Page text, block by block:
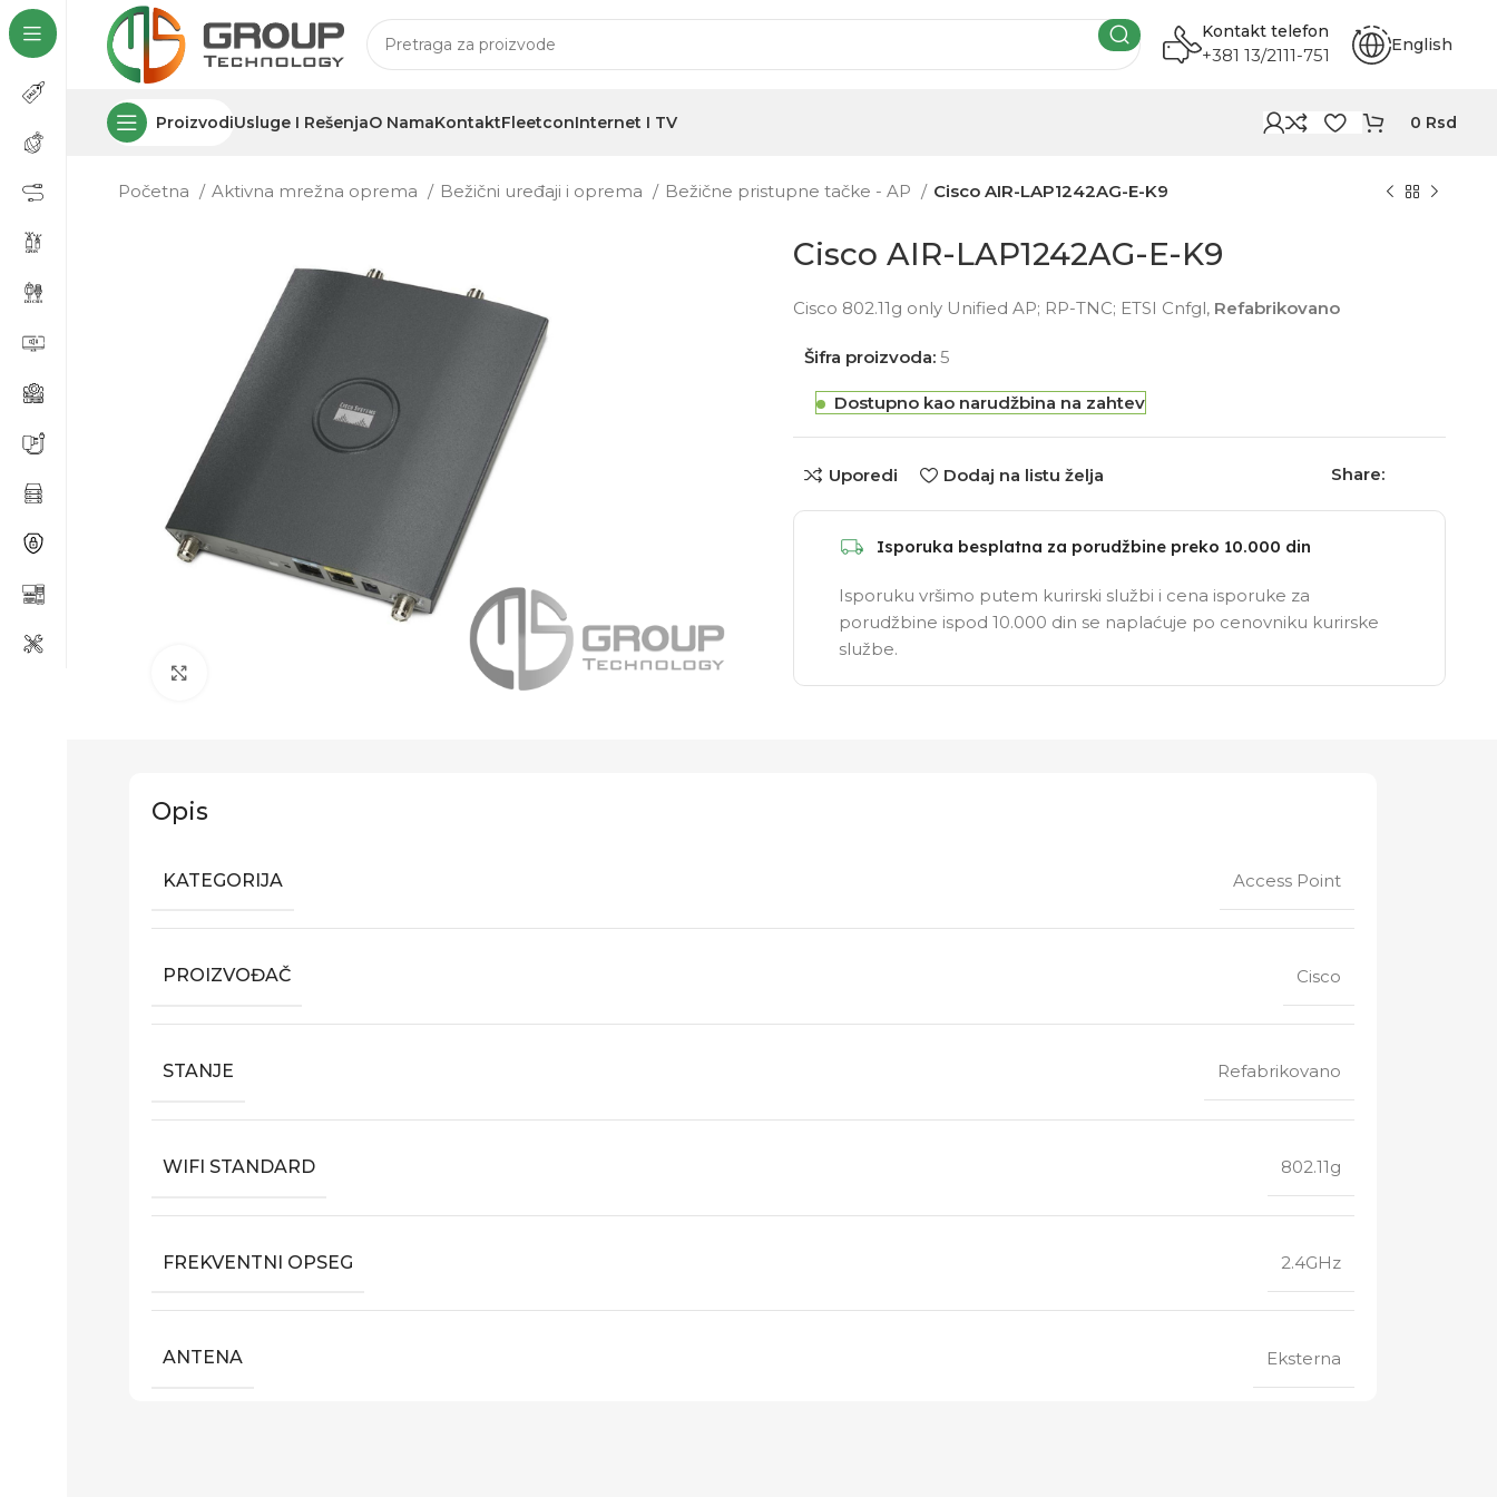
Kontakt telefon
+381 13/2111-751 English
ProizvodiUsluge I RešenjaO NamaKontaktFleetconInternet I TV 0 Rsd
Početna Aktivna mrežna oprema Bežični uređaji i oprema Bežične pristupne tačke - AP Cisco AIR-LAP1242AG-E-K9
Cisco AIR-LAP1242AG-E-K9
Cisco 802.11g only Unified AP; RP-TNC; ETSI Cnfgl, Refabrikovano
Šifra proizvoda: 5
Dostupno kao narudžbina na zahtev
Uporedi Dodaj na listu želja Share:
Isporuka besplatna za porudžbine preko 10.000 din
Isporuku vršimo putem kurirski službi i cena isporuke za
porudžbine ispod 10.000 din se naplaćuje po cenovniku kurirske
službe.
Opis
KATEGORIJA Access Point
PROIZVOĐAČ Cisco
STANJE Refabrikovano
WIFI STANDARD 802.11g
FREKVENTNI OPSEG 2.4GHz
ANTENA Eksterna